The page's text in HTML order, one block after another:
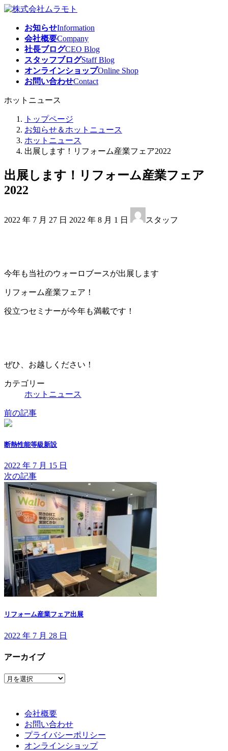
コ
プ
ナ
動
お知らせInformation
会社概要Company
社長ブログCEO Blog
スタッフブログStaff Blog
オンラインショップOnline Shop
お問い合わせContact
ホットニュース
トップページ
お知らせ＆ホットニュース
ホットニュース
出展します！リフォーム産業フェア2022
出展します！リフォーム産業フェア
2022
2022 年 7 月 27 日 終
:
2022 年 8 月 1 日 スタッフ
今年も当社のウォーロブースが出展します
リフォーム産業フェア！
役立つセミナーが今年も満載です！
ぜひ、お越しください！
カテゴリー
ホットニュース
前の記事
断熱性能等級新設
2022 年 7 月 15 日
次の記事
リフォーム産業フェア出展
2022 年 7 月 28 日
アーカイブ
ア
会社概要
お問い合わせ
プライバシーポリシー
オンラインショップ